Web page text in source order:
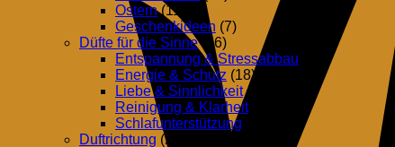
Ostern (11)
Geschenkideen (7)
Düfte für die Sinne (26)
Entspannung & Stressabbau
Energie & Schutz (18)
Liebe & Sinnlichkeit (16)
Reinigung & Klarheit
Schlafunterstützung
Duftrichtung (25)